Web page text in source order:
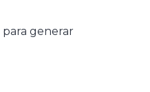
para generar